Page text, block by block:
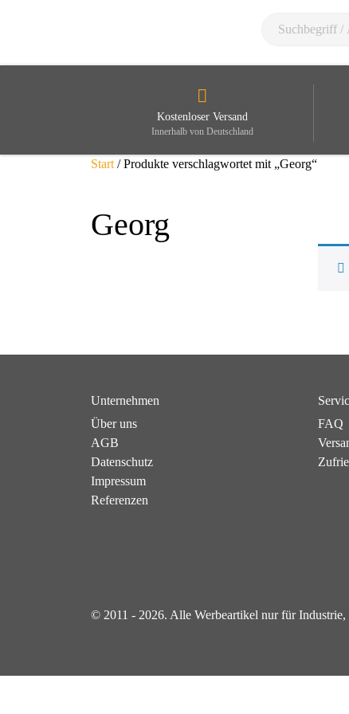
Kostenloser Versand
Innerhalb von Deutschland
Start / Produkte verschlagwortet mit „Georg“
Georg
Unternehmen
Über uns
AGB
Datenschutz
Impressum
Referenzen
FAQ
© 2011 - 2026. Alle Werbeartikel nur für